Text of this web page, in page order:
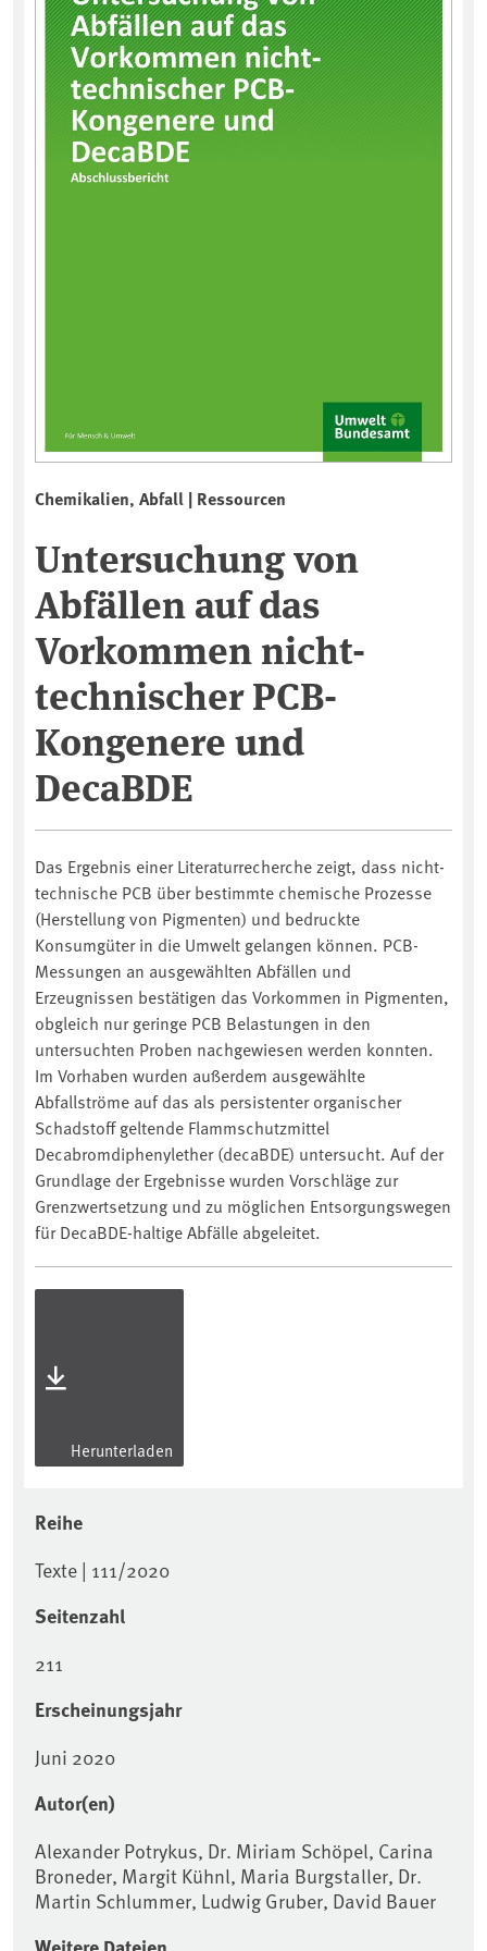
Chemikalien, Abfall | Ressourcen
Untersuchung von
Abfällen auf das
Vorkommen nicht-
technischer PCB-
Kongenere und
DecaBDE
Das Ergebnis einer Literaturrecherche zeigt, dass nicht-
technische PCB über bestimmte chemische Prozesse
(Herstellung von Pigmenten) und bedruckte
Konsumgüter in die Umwelt gelangen können. PCB-
Messungen an ausgewählten Abfällen und
Erzeugnissen bestätigen das Vorkommen in Pigmenten,
obgleich nur geringe PCB Belastungen in den
untersuchten Proben nachgewiesen werden konnten.
Im Vorhaben wurden außerdem ausgewählte
Abfallströme auf das als persistenter organischer
Schadstoff geltende Flammschutzmittel
Decabromdiphenylether (decaBDE) untersucht. Auf der
Grundlage der Ergebnisse wurden Vorschläge zur
Grenzwertsetzung und zu möglichen Entsorgungswegen
für DecaBDE-haltige Abfälle abgeleitet.
Herunterladen
Reihe
Texte | 111/2020
Seitenzahl
211
Erscheinungsjahr
Juni 2020
Autor(en)
Alexander Potrykus, Dr. Miriam Schöpel, Carina
Broneder, Margit Kühnl, Maria Burgstaller, Dr.
Martin Schlummer, Ludwig Gruber, David Bauer